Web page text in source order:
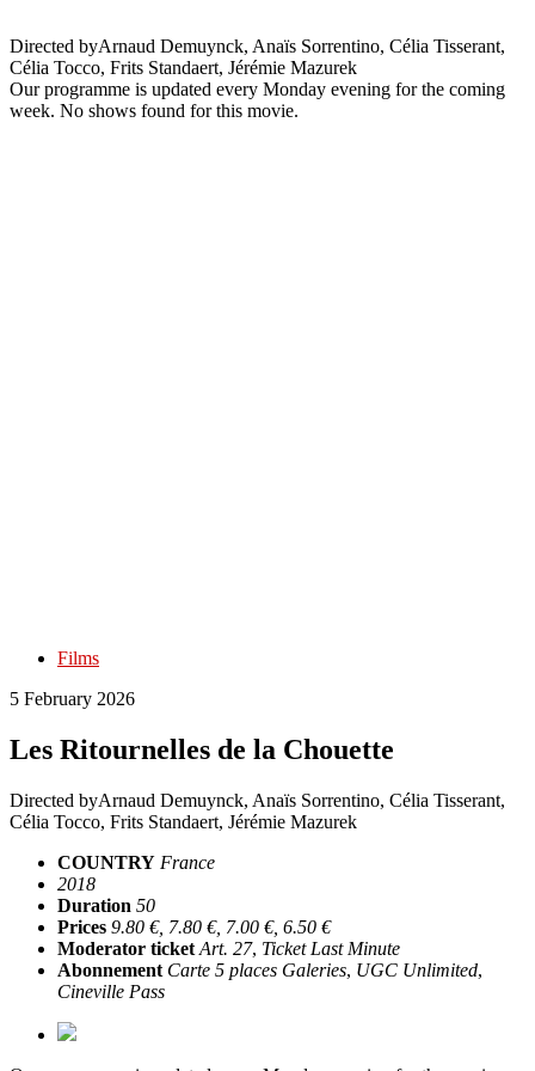
Directed byArnaud Demuynck, Anaïs Sorrentino, Célia Tisserant,
Célia Tocco, Frits Standaert, Jérémie Mazurek
Our programme is updated every Monday evening for the coming
week. No shows found for this movie.
Films
5 February 2026
Les Ritournelles de la Chouette
Directed byArnaud Demuynck, Anaïs Sorrentino, Célia Tisserant,
Célia Tocco, Frits Standaert, Jérémie Mazurek
COUNTRY France
2018
Duration 50
Prices 9.80 €, 7.80 €, 7.00 €, 6.50 €
Moderator ticket Art. 27, Ticket Last Minute
Abonnement Carte 5 places Galeries, UGC Unlimited,
Cineville Pass